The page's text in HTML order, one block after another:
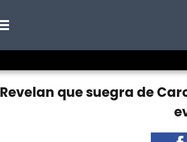
Revelan que suegra de